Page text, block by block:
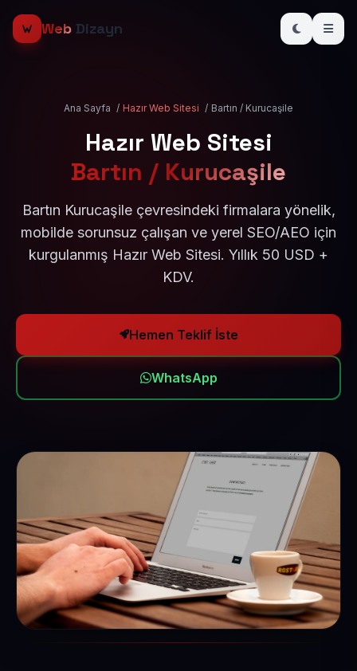
Web Dizayn
Ana Sayfa / Hazır Web Sitesi / Bartın / Kurucaşile
Hazır Web Sitesi
Bartın / Kurucaşile
Bartın Kurucaşile çevresindeki firmalara yönelik,
mobilde sorunsuz çalışan ve yerel SEO/AEO için
kurgulanmış Hazır Web Sitesi. Yıllık 50 USD +
KDV.
Hemen Teklif İste
WhatsApp